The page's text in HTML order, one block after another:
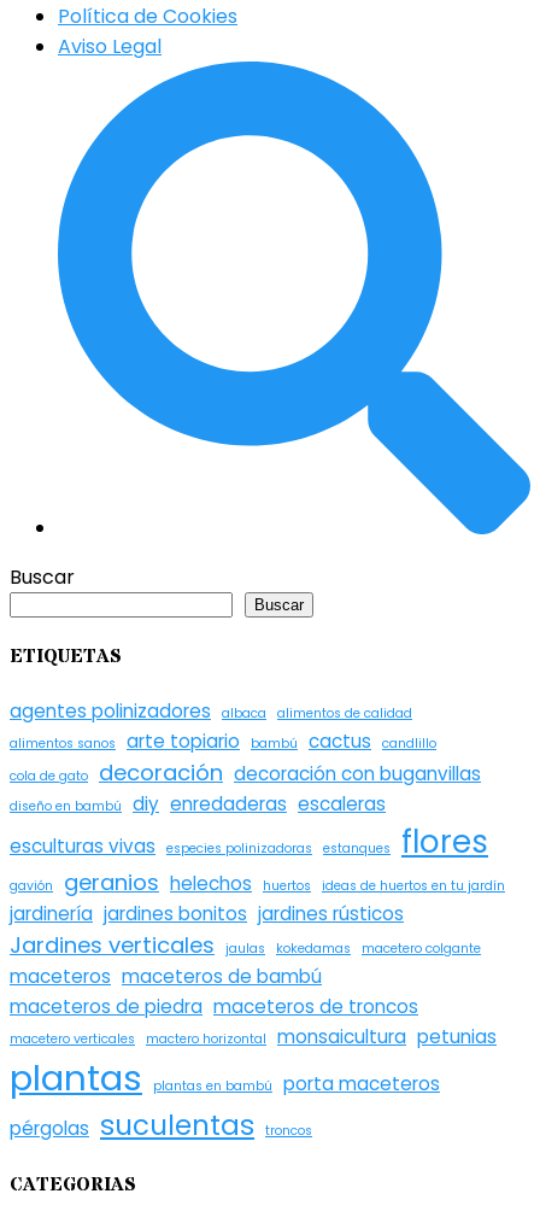
Política de Cookies
Aviso Legal
Buscar
Buscar
ETIQUETAS
agentes polinizadores albaca
alimentos de calidad
alimentos sanos
arte topiario bambú cactus
candlillo
cola de gato
decoración decoración con buganvillas
diseño en bambú diy enredaderas escaleras
esculturas vivas
especies polinizadoras estanques flores
gavión geranios helechos huertos ideas de huertos en tu jardín
jardinería jardines bonitos jardines rústicos
Jardines verticales jaulas kokedamas macetero colgante
maceteros maceteros de bambú
maceteros de piedra maceteros de troncos
macetero verticales mactero horizontal monsaicultura petunias
plantas plantas en bambú
porta maceteros
pérgolas suculentas troncos
CATEGORIAS